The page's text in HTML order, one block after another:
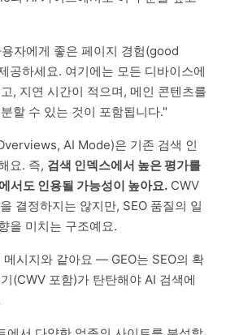
자에게 좋은 페이지 경험(good
공하세요. 여기에는 모든 디바이스에
, 지연 시간이 적으며, 메인 콘텐츠를
할 수 있는 것이 포함됩니다."
AI Mode)은 기존 검색 인
요. 즉, 검색 인덱스에서 높은 평가를
서도 인용될 가능성이 높아요. CWV
결정하지는 않지만, SEO 품질의 일
을 미치는 구조예요.
메시지와 같아요 — GEO는 SEO의 확
(CWV 포함)가 탄탄해야 AI 검색에